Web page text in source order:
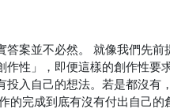
案並不必然。
就像我們先前
作性」，即便這樣的創作性要
投入自己的想法。若是都沒有
的完成到底有沒有付出自己的